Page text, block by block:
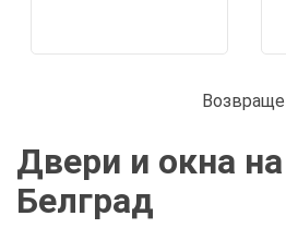
Двери и окна
Белград